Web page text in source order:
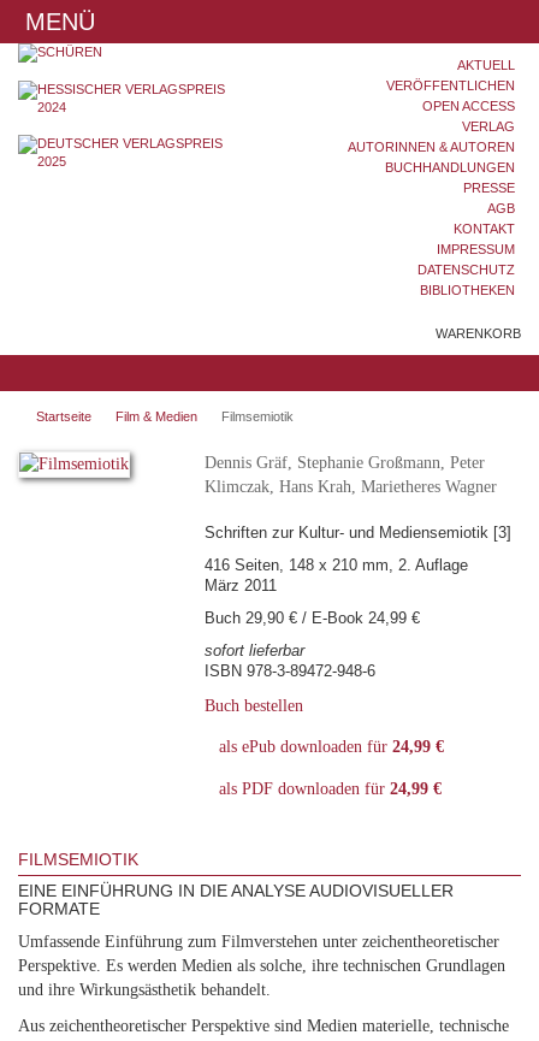
MENÜ
AKTUELL
VERÖFFENTLICHEN
OPEN ACCESS
VERLAG
AUTORINNEN & AUTOREN
BUCHHANDLUNGEN
PRESSE
AGB
KONTAKT
IMPRESSUM
DATENSCHUTZ
BIBLIOTHEKEN
WARENKORB
Startseite Film & Medien Filmsemiotik
Dennis Gräf, Stephanie Großmann, Peter
Klimczak, Hans Krah, Marietheres Wagner
Schriften zur Kultur- und Mediensemiotik [3]
416 Seiten, 148 x 210 mm, 2. Auflage
März 2011
Buch 29,90 € / E-Book 24,99 €
sofort lieferbar
ISBN 978-3-89472-948-6
Buch bestellen
als ePub downloaden für 24,99 €
als PDF downloaden für 24,99 €
FILMSEMIOTIK
EINE EINFÜHRUNG IN DIE ANALYSE AUDIOVISUELLER
FORMATE
Umfassende Einführung zum Filmverstehen unter zeichentheoretischer
Perspektive. Es werden Medien als solche, ihre technischen Grundlagen
und ihre Wirkungsästhetik behandelt.
Aus zeichentheoretischer Perspektive sind Medien materielle, technische